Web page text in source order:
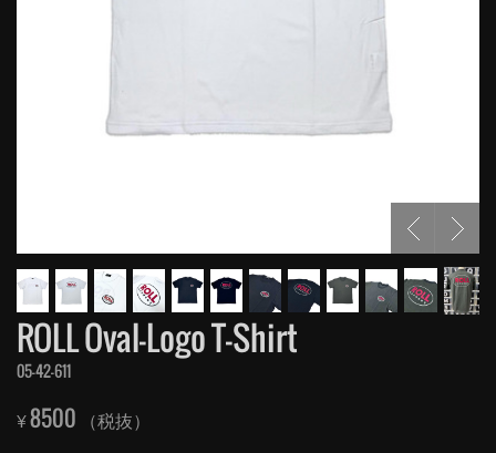
ROLL Oval-Logo T-Shirt
05-42-611
¥8500 （税抜）